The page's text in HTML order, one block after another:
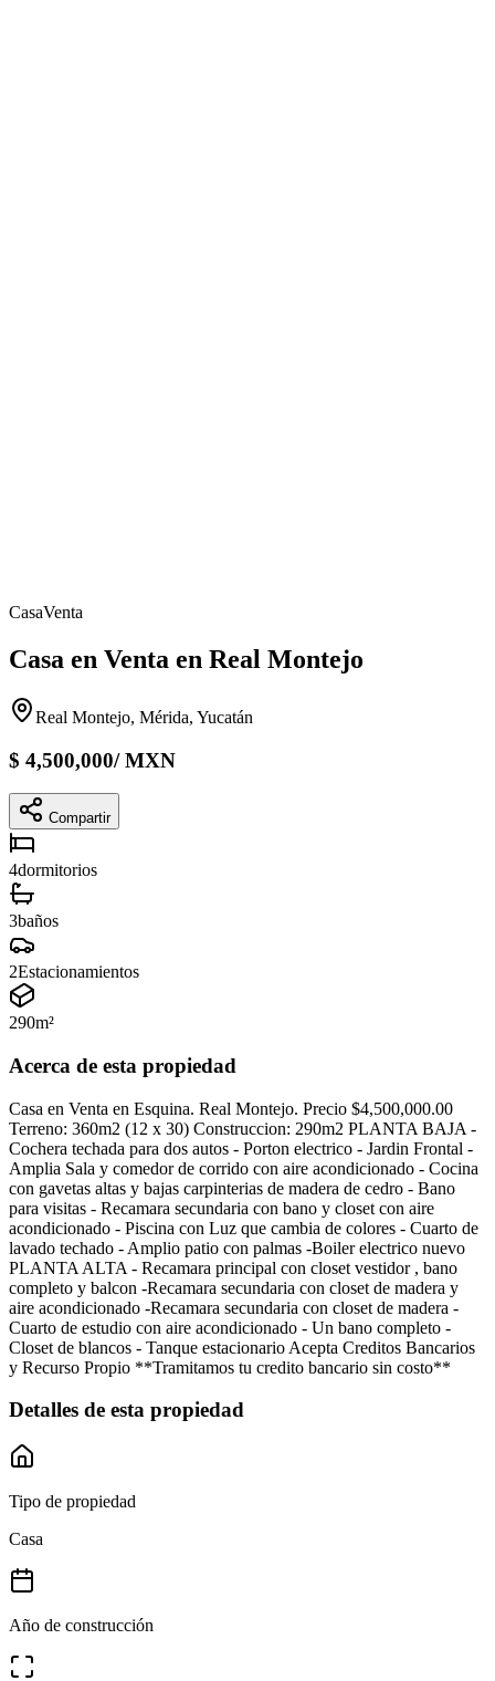
CasaVenta
Casa en Venta en Real Montejo
Real Montejo, Mérida, Yucatán
$ 4,500,000/MXN
Compartir
4dormitorios
3baños
2Estacionamientos
290m²
Acerca de esta propiedad
Casa en Venta en Esquina. Real Montejo. Precio $4,500,000.00
Terreno: 360m2 (12 x 30) Construccion: 290m2 PLANTA BAJA -
Cochera techada para dos autos - Porton electrico - Jardin Frontal -
Amplia Sala y comedor de corrido con aire acondicionado - Cocina
con gavetas altas y bajas carpinterias de madera de cedro - Bano
para visitas - Recamara secundaria con bano y closet con aire
acondicionado - Piscina con Luz que cambia de colores - Cuarto de
lavado techado - Amplio patio con palmas -Boiler electrico nuevo
PLANTA ALTA - Recamara principal con closet vestidor , bano
completo y balcon -Recamara secundaria con closet de madera y
aire acondicionado -Recamara secundaria con closet de madera -
Cuarto de estudio con aire acondicionado - Un bano completo -
Closet de blancos - Tanque estacionario Acepta Creditos Bancarios
y Recurso Propio **Tramitamos tu credito bancario sin costo**
Detalles de esta propiedad
Tipo de propiedad
Casa
Año de construcción